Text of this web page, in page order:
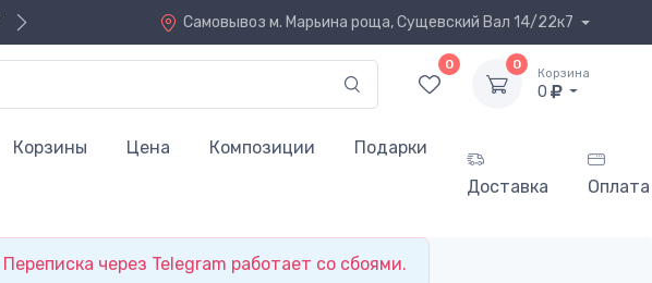
Самовывоз м. Марьина роща, Сущевский Вал 14/22к7
0 0
Корзина
0
Корзины Цена Композиции
Подарки
Доставка
Оплата
Переписка через Telegram работает со сбоями.